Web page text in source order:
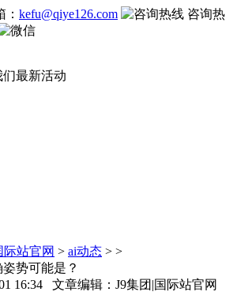
kefu@qiye126.com
咨询热
最新活动
际站官网 > ai动态 > >
势可能是？
16:34 文章编辑：J9集团|国际站官网